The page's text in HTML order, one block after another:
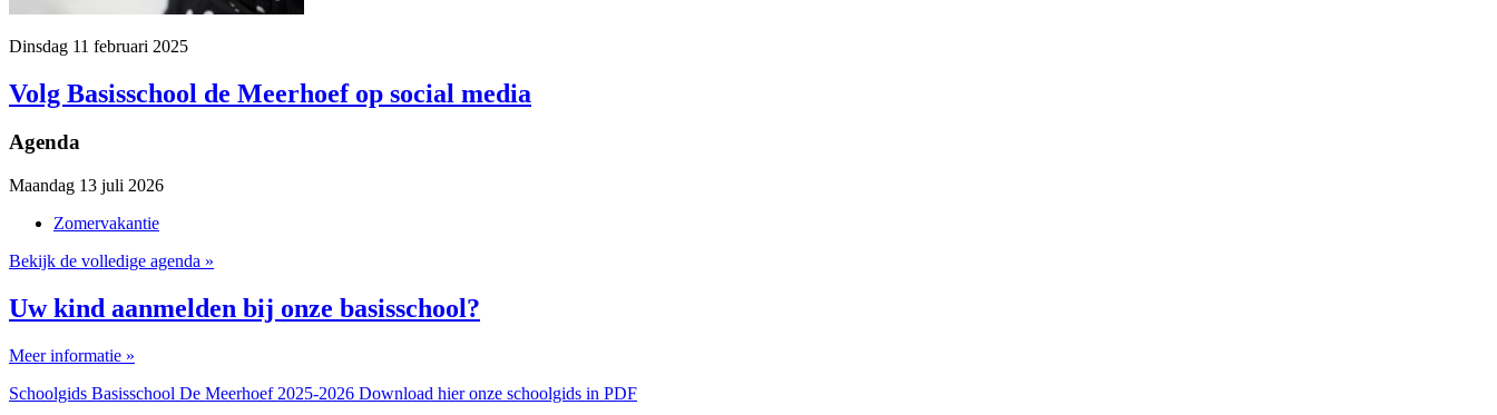
Dinsdag 11 februari 2025
Volg Basisschool de Meerhoef op social media
Agenda
Maandag 13 juli 2026
Zomervakantie
Bekijk de volledige agenda »
Uw kind aanmelden bij onze basisschool?
Meer informatie »
Schoolgids Basisschool De Meerhoef 2025-2026 Download hier onze schoolgids in PDF